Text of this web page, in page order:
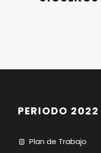
PERIODO
Plan de Trabajo